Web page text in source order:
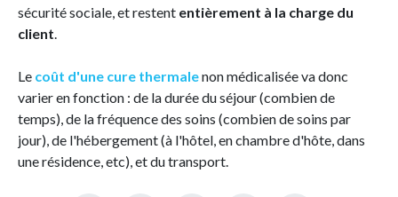
sécurité sociale, et restent entièrement à la charge du
client.
Le coût d'une cure thermalenon médicalisée va donc
varier en fonction : de la durée du séjour (combien de
temps), de la fréquence des soins (combien de soins par
jour), de l'hébergement (à l'hôtel, en chambre d'hôte, dans
une résidence, etc), et du transport.